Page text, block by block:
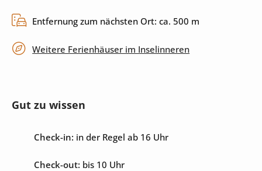
Entfernung zum nächsten Ort: ca. 500 m
Weitere Ferienhäuser im Inselinneren
Gut zu wissen
Check-in: in der Regel ab 16 Uhr
Check-out: bis 10 Uhr